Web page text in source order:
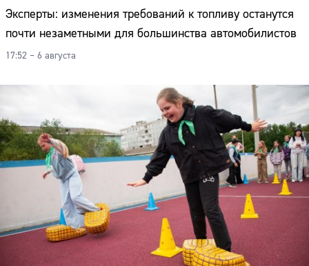
Эксперты: изменения требований к топливу останутся
почти незаметными для большинства автомобилистов
17:52 – 6 августа